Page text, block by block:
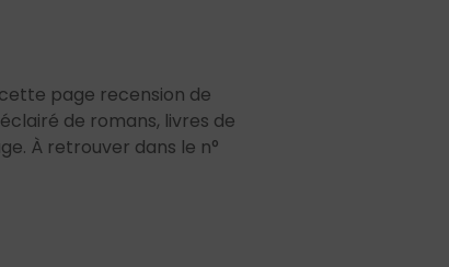
page recension de
de romans, livres de
À retrouver dans le n°